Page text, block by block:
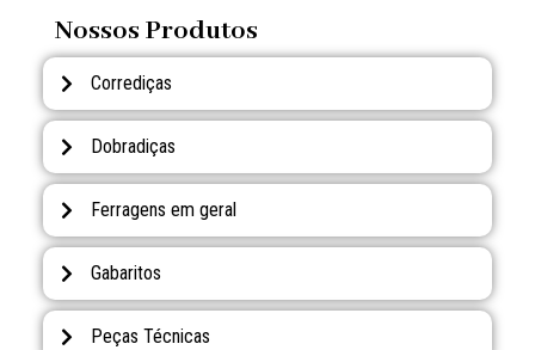
Nossos Produtos
Corrediças
Dobradiças
Ferragens em geral
Gabaritos
Peças Técnicas